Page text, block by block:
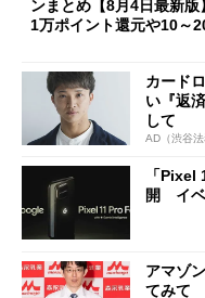
ンまとめ【8月4日最新
1万ポイント還元や10～
カード
い『返
して
AD（渋谷法
「
開 イベ
アマゾ
てみて